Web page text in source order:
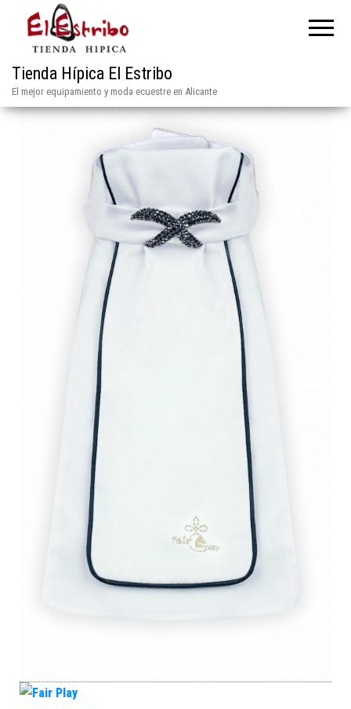
Tienda Hípica El Estribo
El mejor equipamiento y moda ecuestre en Alicante